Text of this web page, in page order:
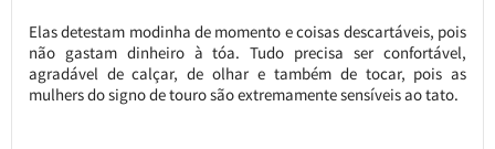
Elas detestam modinha de momento e coisas descartáveis, pois
não gastam dinheiro à tóa. Tudo precisa ser confortável,
agradável de calçar, de olhar e também de tocar, pois as
mulhers do signo de touro são extremamente sensíveis ao tato.